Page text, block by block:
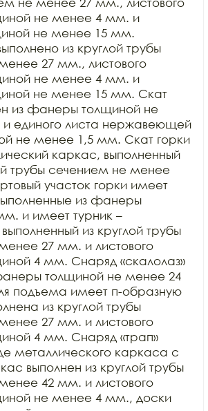
не менее 4 мм. и
не менее 15 мм.
из круглой трубы
27 мм., листового
не менее 4 мм. и
не менее 15 мм. Скат
из фанеры толщиной не
единого листа нержавеющей
не менее 1,5 мм. Скат горки
каркас, выполненный
трубы сечением не менее
участок горки имеет
из фанеры
и имеет турник –
из круглой трубы
27 мм. и листового
4 мм. Снаряд «скалолаз»
толщиной не менее 24
подъема имеет п-образную
из круглой трубы
27 мм. и листового
4 мм. Снаряд «трап»
металлического каркаса с
выполнен из круглой трубы
42 мм. и листового
не менее 4 мм., доски